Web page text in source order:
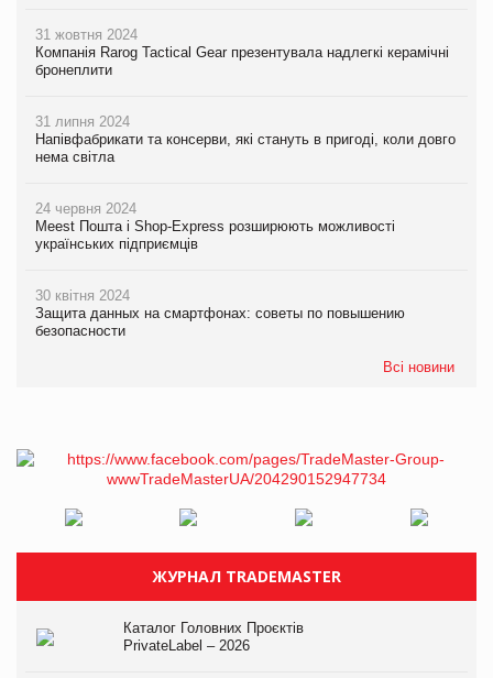
31 жовтня 2024
Компанія Rarog Tactical Gear презентувала надлегкі керамічні
бронеплити
31 липня 2024
Напівфабрикати та консерви, які стануть в пригоді, коли довго
нема світла
24 червня 2024
Meest Пошта і Shop-Express розширюють можливості
українських підприємців
30 квітня 2024
Защита данных на смартфонах: советы по повышению
безопасности
Всі новини
ЖУРНАЛ TRADEMASTER
Каталог Головних Проєктів
PrivateLabel – 2026